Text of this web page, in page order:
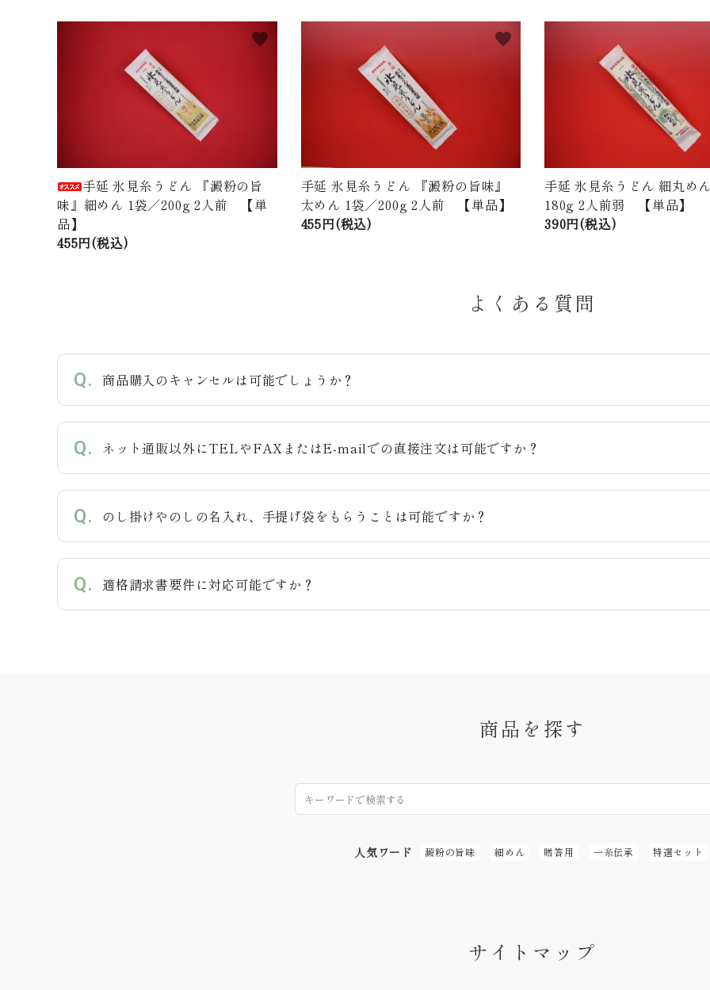
手延 氷見糸うどん 『澱粉の旨
味』細めん 1袋／200g 2人前 【単
品】
455円(税込)
favorite
手延 氷見糸うどん 『澱粉の旨味』
太めん 1袋／200g 2人前 【単品】
455円(税込)
favorite
手延 氷見糸うどん 細丸め
180g 2人前弱 【単品】
390円(税込)
よくある質問
商品購入のキャンセルは可能でしょうか？
ネット通販以外にTELやFAXまたはE-mailでの直接注文は可能ですか？
のし掛けやのしの名入れ、手提げ袋をもらうことは可能ですか？
適格請求書要件に対応可能ですか？
商品を探す
人気ワード 澱粉の旨味 細めん 贈答用 一糸伝承 特選セット
サイトマップ